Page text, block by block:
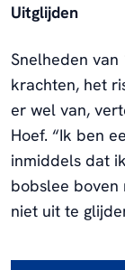
Uitglijden
Snelheden
krachten, het
er wel van,
Hoef. “Ik ben
inmiddels dat
bobslee boven
niet uit te